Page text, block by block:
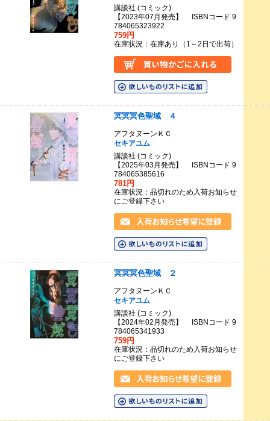
講談社 (コミック)
【2023年07月発売】 ISBNコード 9
784065323922
759円
在庫状況：在庫あり（1～2日で出荷）
冥冥冥色聖域 ４
アフタヌーンＫＣ
セキアユム
講談社 (コミック)
【2025年03月発売】 ISBNコード 9
784065385616
781円
在庫状況：品切れのため入荷お知らせ
にご登録下さい
冥冥冥色聖域 ２
アフタヌーンＫＣ
セキアユム
講談社 (コミック)
【2024年02月発売】 ISBNコード 9
784065341933
759円
在庫状況：品切れのため入荷お知らせ
にご登録下さい